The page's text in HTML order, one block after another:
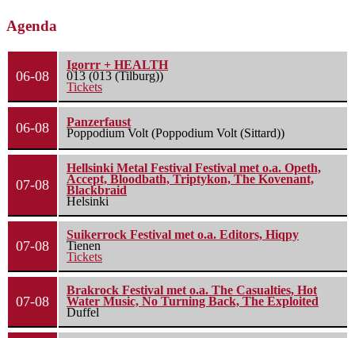
Agenda
06-08
Igorrr + HEALTH
013 (013 (Tilburg))
Tickets
06-08
Panzerfaust
Poppodium Volt (Poppodium Volt (Sittard))
07-08
Hellsinki Metal Festival Festival met o.a. Opeth,
Accept, Bloodbath, Triptykon, The Kovenant,
Blackbraid
Helsinki
07-08
Suikerrock Festival met o.a. Editors, Hiqpy
Tienen
Tickets
07-08
Brakrock Festival met o.a. The Casualties, Hot
Water Music, No Turning Back, The Exploited
Duffel